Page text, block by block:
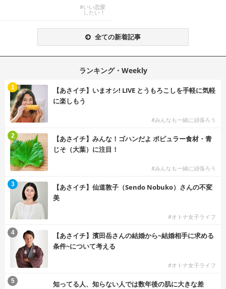
#いい恋愛
したい！
全ての新着記事
ランキング・Weekly
【あさイチ】いまオシ! LIVE とうもろこしを手軽に気軽
に楽しもう
#みんなも一緒に頑張ろう
1
【あさイチ】みんな！ゴハンだよ ポピュラー食材・青
じそ（大葉）に注目！
#みんなも一緒に頑張ろう
2
【あさイチ】仙道敦子（Sendo Nobuko）さんの不変
美
#オトナ女子ライフ
3
【あさイチ】濱田岳さんの結婚から~結婚相手に求める
条件~について考える
#オトナ女子ライフ
4
知ってる人、知らない人では数年後の肌に大きな差
5